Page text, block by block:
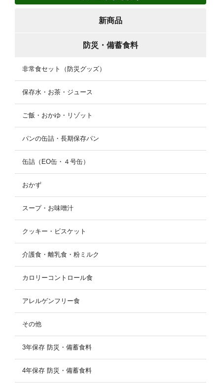
新商品
防災・備蓄食料
非常食セット（防災グッズ）
保存水・お茶・ジュース
ご飯・おかゆ・リゾット
パンの缶詰・長期保存パン
缶詰（EO缶・４号缶）
おかず
スープ・お味噌汁
クッキー・ビスケット
介護食・離乳食・粉ミルク
カロリーコントロール食
アレルゲンフリー食
その他
3年保存 防災・備蓄食料
4年保存 防災・備蓄食料